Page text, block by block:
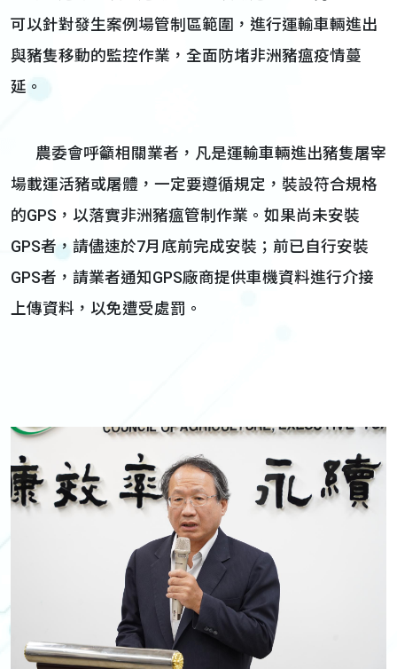
可以針對發生案例場管制區範圍，進行運輸車輛進出
與豬隻移動的監控作業，全面防堵非洲豬瘟疫情蔓
延。
農委會呼籲相關業者，凡是運輸車輛進出豬隻屠宰
場載運活豬或屠體，一定要遵循規定，裝設符合規格
的GPS，以落實非洲豬瘟管制作業。如果尚未安裝
GPS者，請儘速於7月底前完成安裝；前已自行安裝
GPS者，請業者通知GPS廠商提供車機資料進行介接
上傳資料，以免遭受處罰。